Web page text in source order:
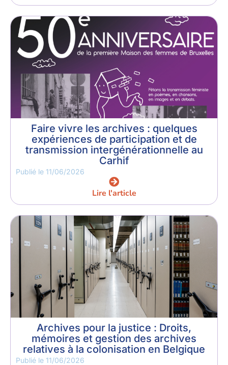
Faire vivre les archives : quelques
expériences de participation et de
transmission intergénérationnelle au
Carhif
Publié le 11/06/2026
Lire l'article
Archives pour la justice : Droits,
mémoires et gestion des archives
relatives à la colonisation en Belgique
Publié le 11/06/2026